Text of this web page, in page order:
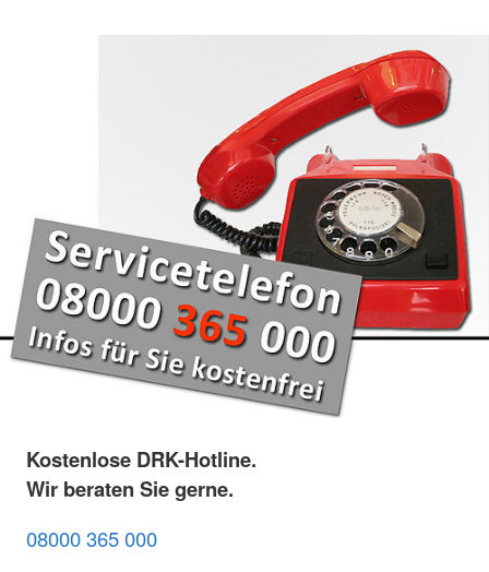
Kostenlose DRK-Hotline.
Wir beraten Sie gerne.
08000 365 000